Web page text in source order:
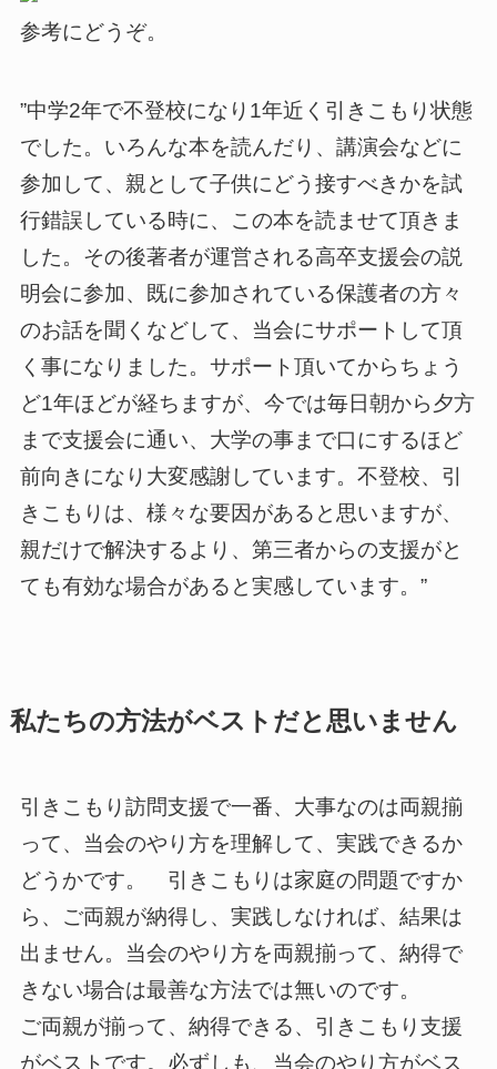
参考にどうぞ。
”中学2年で不登校になり1年近く引きこもり状態
でした。いろんな本を読んだり、講演会などに
参加して、親として子供にどう接すべきかを試
行錯誤している時に、この本を読ませて頂きま
した。その後著者が運営される高卒支援会の説
明会に参加、既に参加されている保護者の方々
のお話を聞くなどして、当会にサポートして頂
く事になりました。サポート頂いてからちょう
ど1年ほどが経ちますが、今では毎日朝から夕方
まで支援会に通い、大学の事まで口にするほど
前向きになり大変感謝しています。不登校、引
きこもりは、様々な要因があると思いますが、
親だけで解決するより、第三者からの支援がと
ても有効な場合があると実感しています。”
私たちの方法がベストだと思いません
引きこもり訪問支援で一番、大事なのは両親揃
って、当会のやり方を理解して、実践できるか
どうかです。 引きこもりは家庭の問題ですか
ら、ご両親が納得し、実践しなければ、結果は
出ません。当会のやり方を両親揃って、納得で
きない場合は最善な方法では無いのです。
ご両親が揃って、納得できる、引きこもり支援
がベストです。必ずしも、当会のやり方がベス